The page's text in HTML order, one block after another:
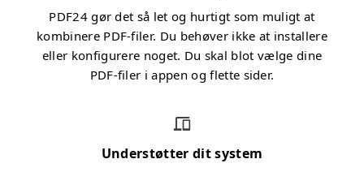
PDF24 gør det så let og hurtigt som muligt at
kombinere PDF-filer. Du behøver ikke at installere
eller konfigurere noget. Du skal blot vælge dine
PDF-filer i appen og flette sider.
Understøtter dit system